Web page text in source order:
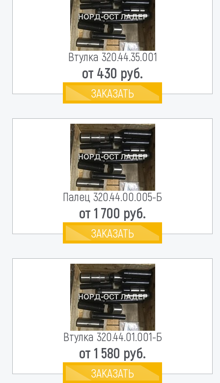
Втулка 320.44.35.001
от 430 руб.
ЗАКАЗАТЬ
Палец 320.44.00.005-Б
от 1 700 руб.
ЗАКАЗАТЬ
Втулка 320.44.01.001-Б
от 1 580 руб.
ЗАКАЗАТЬ